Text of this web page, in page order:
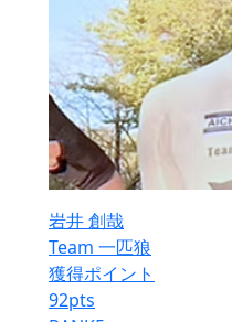
岩井 創哉
Team 一匹狼
獲得ポイント
92pts